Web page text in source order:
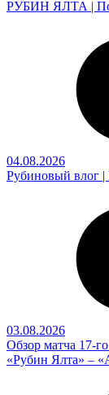
РУБИН ЯЛТА |
04.08.2026
Рубиновый влог
03.08.2026
Обзор матча 17-
«Рубин Ялта» –